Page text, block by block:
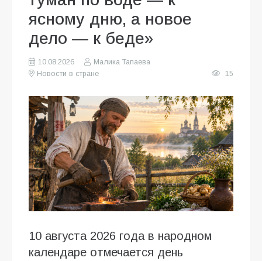
ясному дню, а новое
дело — к беде»
10.08.2026
Малика Тапаева
Новости в стране
15
10 августа 2026 года в народном
календаре отмечается день